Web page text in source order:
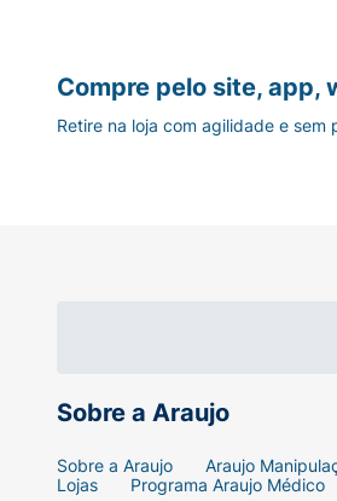
Sobre a Araujo
Sobre a Araujo Araujo
Lojas
Programa Araujo Médico
Compre pelo site, app,
Retire na loja com agilidade e sem